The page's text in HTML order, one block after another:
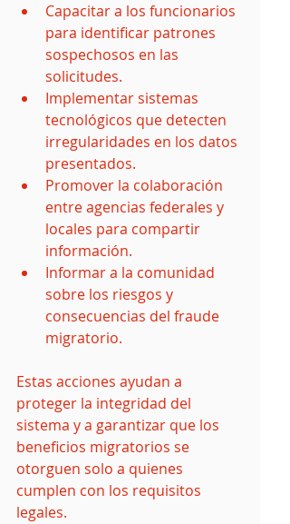
Capacitar a los funcionarios
para identificar patrones
sospechosos en las
solicitudes.
Implementar sistemas
tecnológicos que detecten
irregularidades en los datos
presentados.
Promover la colaboración
entre agencias federales y
locales para compartir
información.
Informar a la comunidad
sobre los riesgos y
consecuencias del fraude
migratorio.
Estas acciones ayudan a
proteger la integridad del
sistema y a garantizar que los
beneficios migratorios se
otorguen solo a quienes
cumplen con los requisitos
legales.